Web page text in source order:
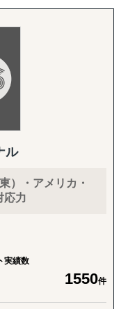
ル
）・アメリカ・
応力
実績数
1550件